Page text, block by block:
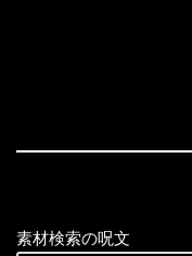
素材検索の呪文